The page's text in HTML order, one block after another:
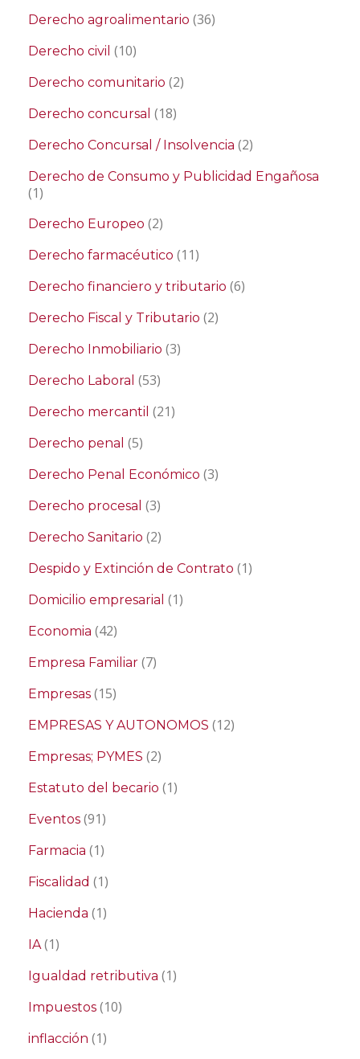
Derecho agroalimentario (36)
Derecho civil (10)
Derecho comunitario (2)
Derecho concursal (18)
Derecho Concursal / Insolvencia (2)
Derecho de Consumo y Publicidad Engañosa
(1)
Derecho Europeo (2)
Derecho farmacéutico (11)
Derecho financiero y tributario (6)
Derecho Fiscal y Tributario (2)
Derecho Inmobiliario (3)
Derecho Laboral (53)
Derecho mercantil (21)
Derecho penal (5)
Derecho Penal Económico (3)
Derecho procesal (3)
Derecho Sanitario (2)
Despido y Extinción de Contrato (1)
Domicilio empresarial (1)
Economia (42)
Empresa Familiar (7)
Empresas (15)
EMPRESAS Y AUTONOMOS (12)
Empresas; PYMES (2)
Estatuto del becario (1)
Eventos (91)
Farmacia (1)
Fiscalidad (1)
Hacienda (1)
IA(1)
Igualdad retributiva (1)
Impuestos (10)
inflacción (1)